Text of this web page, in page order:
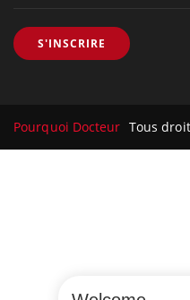
S'INSCRIRE
Pourquoi Docteur Tous